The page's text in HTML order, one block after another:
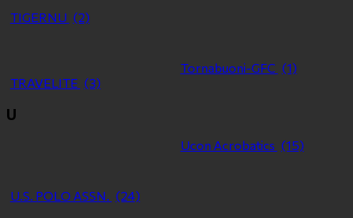
TIGERNU (2)
Tornabuoni-GFC (1)
TRAVELITE (3)
U
U.S. POLO ASSN. (24)
Ucon Acrobatics (15)